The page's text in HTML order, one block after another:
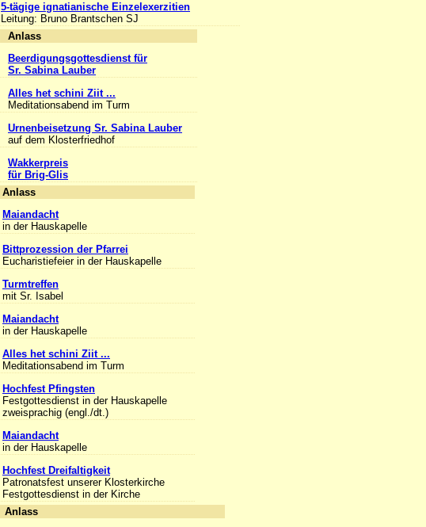
5-tägige ignatianische Einzelexerzitien
Leitung: Bruno Brantschen SJ
Anlass
Beerdigungsgottesdienst für
Sr. Sabina Lauber
Alles het schini Ziit ...
Meditationsabend im Turm
Urnenbeisetzung Sr. Sabina Lauber
auf dem Klosterfriedhof
Wakkerpreis
für Brig-Glis
Anlass
Maiandacht
in der Hauskapelle
Bittprozession der Pfarrei
Eucharistiefeier in der Hauskapelle
Turmtreffen
mit Sr. Isabel
Maiandacht
in der Hauskapelle
Alles het schini Ziit ...
Meditationsabend im Turm
Hochfest Pfingsten
Festgottesdienst in der Hauskapelle
zweisprachig (engl./dt.)
Maiandacht
in der Hauskapelle
Hochfest Dreifaltigkeit
Patronatsfest unserer Klosterkirche
Festgottesdienst in der Kirche
Anlass